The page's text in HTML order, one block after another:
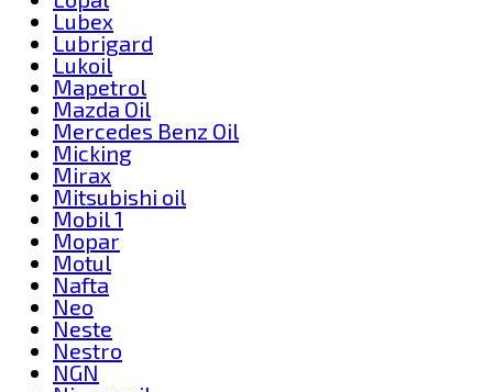
Lubex
Lubrigard
Lukoil
Mapetrol
Mazda Oil
Mercedes Benz Oil
Micking
Mirax
Mitsubishi oil
Mobil 1
Mopar
Motul
Nafta
Neo
Neste
Nestro
NGN